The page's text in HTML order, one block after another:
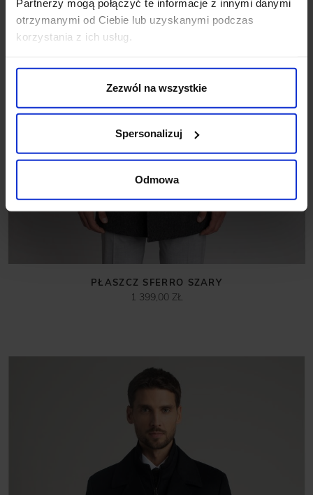
Partnerzy mogą połączyć te informacje z innymi danymi
otrzymanymi od Ciebie lub uzyskanymi podczas
korzystania z ich usług.
Zezwól na wszystkie
Spersonalizuj
Odmowa
PŁASZCZ SFERRO SZARY
1 399,00 ZŁ